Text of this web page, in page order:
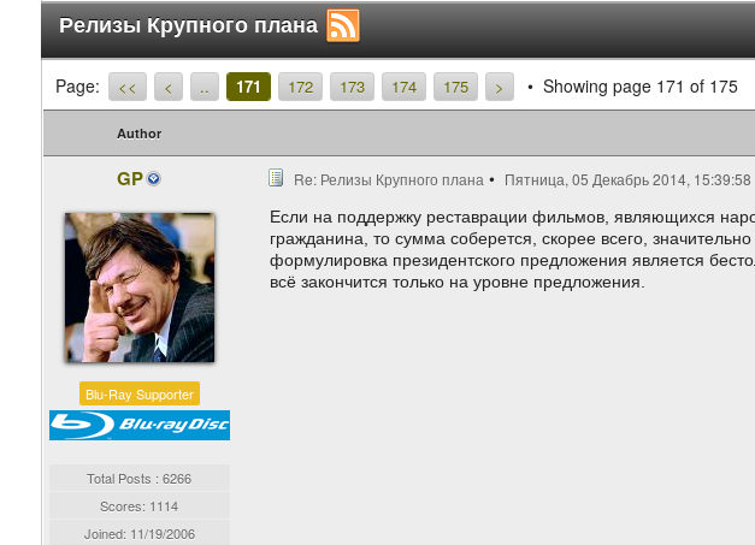
Релизы Крупного плана
Page: << < .. 171 172 173 174 175 > Showing page 171 of 175
Author
GP
Blu-Ray Supporter
Total Posts : 6266
Scores: 1114
Joined: 11/19/2006
Re: Релизы Крупного плана Пятница, 05 Декабрь 2014, 15:39:58
Если на поддержку реставрации фильмов, являющихся
гражданина, то сумма соберется, скорее всего,
формулировка президентского предложения является
всё закончится только на уровне предложения.